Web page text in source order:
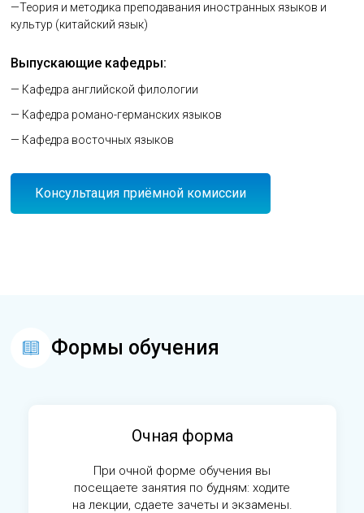
—Теория и методика преподавания иностранных языков и
культур (китайский язык)
Выпускающие кафедры:
— Кафедра английской филологии
— Кафедра романо-германских языков
— Кафедра восточных языков
Консультация приёмной комиссии
Формы обучения
Очная форма
При очной форме обучения вы
посещаете занятия по будням: ходите
на лекции, сдаете зачеты и экзамены.